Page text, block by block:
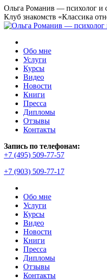
Перейти
к
содержанию
Ольга Романив — психолог и
Клуб знакомств «Классика
Обо мне
Услуги
Курсы
Видео
Новости
Книги
Пресса
Дипломы
Отзывы
Контакты
Запись по телефонам:
+7 (495) 509-77-57
+7 (903) 509-77-17
Обо мне
Услуги
Курсы
Видео
Новости
Книги
Пресса
Дипломы
Отзывы
Контакты